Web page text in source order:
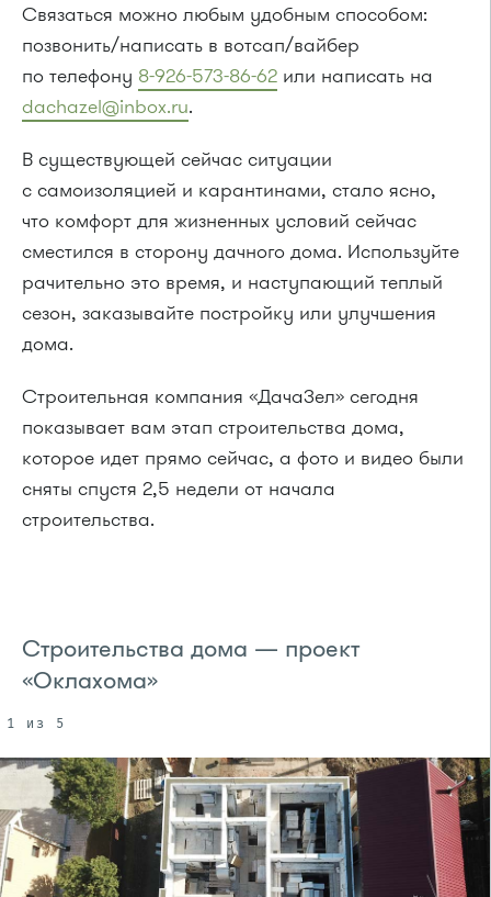
Связаться можно любым удобным способом:
позвонить/написать в вотсап/вайбер
по телефону 8-926-573-86-62 или написать на
dachazel@inbox.ru.
В существующей сейчас ситуации
с самоизоляцией и карантинами, стало ясно,
что комфорт для жизненных условий сейчас
сместился в сторону дачного дома. Используйте
рачительно это время, и наступающий теплый
сезон, заказывайте постройку или улучшения
дома.
Строительная компания «ДачаЗел» сегодня
показывает вам этап строительства дома,
которое идет прямо сейчас, а фото и видео были
сняты спустя 2,5 недели от начала
строительства.
Строительства дома — проект
«Оклахома»
1 из 5